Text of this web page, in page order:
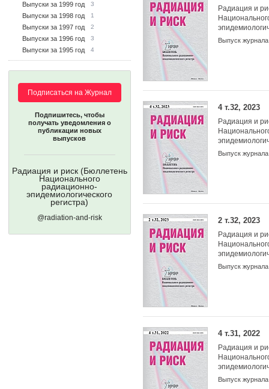
Выпуски за 1999 год 3
Выпуски за 1998 год 1
Выпуски за 1997 год 2
Выпуски за 1996 год 3
Выпуски за 1995 год 4
Подписаться на Журнал
Подпишитесь, чтобы
получать уведомления о
публикации новых
выпусков
Радиация и риск (Бюллетень
Национального
радиационно-
эпидемиологического
регистра)
@radiation-and-risk
Радиация и
Выпуск журнала
4 т.32, 2023
Радиация и
Выпуск журнала
2 т.32, 2023
Радиация и
Выпуск журнала
4 т.31, 2022
Радиация и
Выпуск журнала